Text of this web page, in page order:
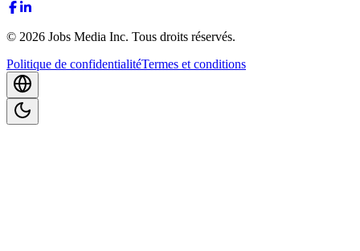
© 2026 Jobs Media Inc. Tous droits réservés.
Politique de confidentialitéTermes et conditions